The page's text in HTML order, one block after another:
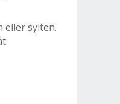
eller sylten.